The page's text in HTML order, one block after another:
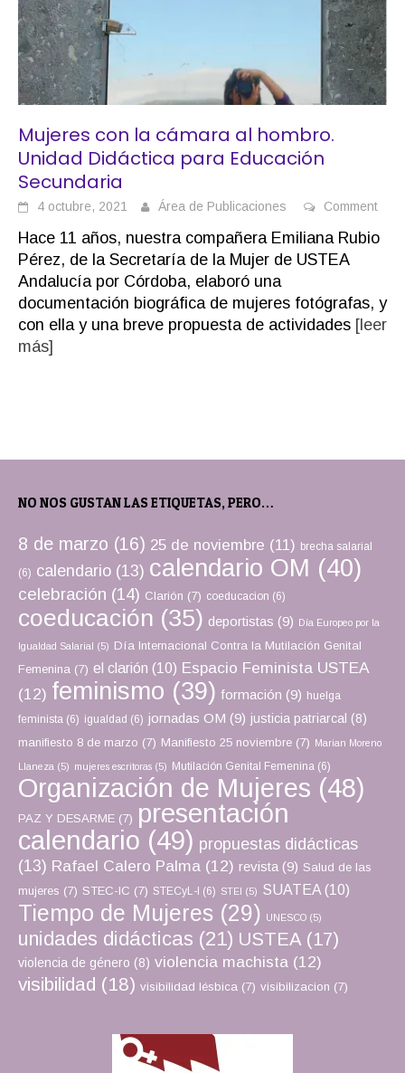
Mujeres con la cámara al hombro.
Unidad Didáctica para Educación
Secundaria
4 octubre, 2021 Área de Publicaciones Comment
Hace 11 años, nuestra compañera Emiliana Rubio
Pérez, de la Secretaría de la Mujer de USTEA
Andalucía por Córdoba, elaboró una
documentación biográfica de mujeres fotógrafas, y
con ella y una breve propuesta de actividades [leer
más]
NO NOS GUSTAN LAS ETIQUETAS, PERO…
8 de marzo (16) 25 de noviembre (11) brecha salarial
(6) calendario (13) calendario OM (40)
celebración (14) Clarión (7) coeducacion (6)
coeducación (35) deportistas (9) Día Europeo por la
Igualdad Salarial (5) Día Internacional Contra la Mutilación Genital
Femenina (7) el clarión (10) Espacio Feminista USTEA
(12) feminismo (39) formación (9) huelga
feminista (6) igualdad (6) jornadas OM (9) justicia patriarcal (8)
manifiesto 8 de marzo (7) Manifiesto 25 noviembre (7) Marian Moreno
Llaneza (5) mujeres escritoras (5) Mutilación Genital Femenina (6)
Organización de Mujeres (48)
PAZ Y DESARME (7) presentación
calendario (49) propuestas didácticas
(13) Rafael Calero Palma (12) revista (9) Salud de las
mujeres (7) STEC-IC (7) STECyL-I (6) STEI (5) SUATEA (10)
Tiempo de Mujeres (29) UNESCO (5)
unidades didácticas (21) USTEA (17)
violencia de género (8) violencia machista (12)
visibilidad (18) visibilidad lésbica (7) visibilizacion (7)